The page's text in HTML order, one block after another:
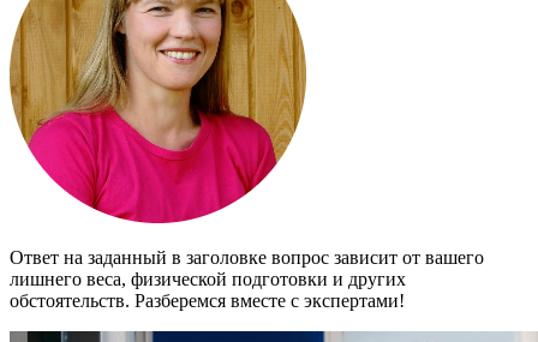
Ответ на заданный в заголовке вопрос зависит от вашего
лишнего веса, физической подготовки и других
обстоятельств. Разберемся вместе с экспертами!